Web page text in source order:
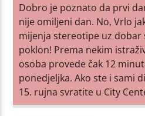
Dobro je poznato da prvi
nije omiljeni dan. No, Vrlo
mijenja stereotipe uz dobar
poklon! Prema nekim
osoba provede čak 12
ponedjeljka. Ako ste i sami
15. rujna svratite u City